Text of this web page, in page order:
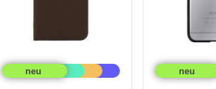
Magnetverschluss,
Fächer
Reveal
Schutzhülle